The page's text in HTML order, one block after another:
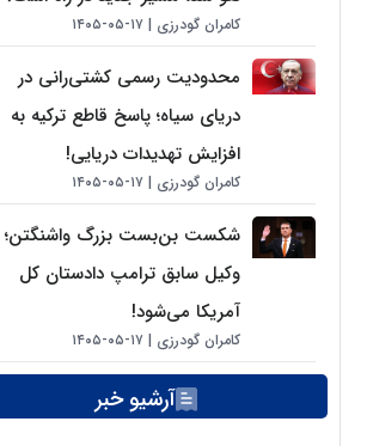
کامران گودرزی ۱۷-۰۵-۱۴۰۵
محدودیت رسمی کشتی‌رانی در
دریای سیاه؛ پاسخ قاطع ترکیه به
افزایش تهدیدات دریایی!
کامران گودرزی ۱۷-۰۵-۱۴۰۵
شکست بن‌بست بزرگ واشنگتن؛
وکیل سابق ترامپ دادستان کل
آمریکا می‌شود!
کامران گودرزی ۱۷-۰۵-۱۴۰۵
آرشیو خبر